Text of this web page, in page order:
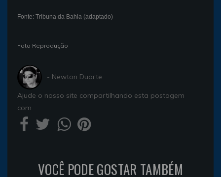
Fonte: Tribuna da Bahia (adaptado)
Foto Reprodução
- Newton Duarte
Ajude o nosso site compartilhando esta postagem
com
VOCÊ PODE GOSTAR TAMBÉM